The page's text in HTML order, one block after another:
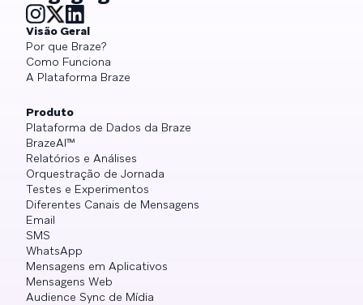
Visão Geral
Por que Braze?
Como Funciona
A Plataforma Braze
Produto
Plataforma de Dados da Braze
BrazeAI™
Relatórios e Análises
Orquestração de Jornada
Testes e Experimentos
Diferentes Canais de Mensagens
Email
SMS
WhatsApp
Mensagens em Aplicativos
Mensagens Web
Audience Sync de Mídia